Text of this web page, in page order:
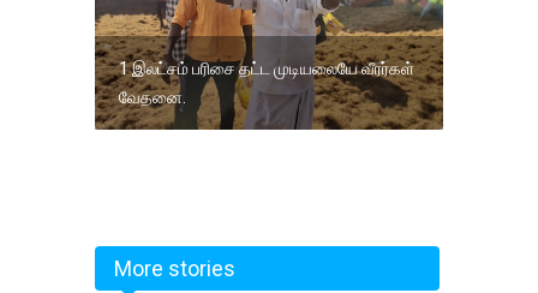
1 இலட்சம் பரிசை தட்ட முடியலையே வீரர்கள்
வேதனை.
More stories